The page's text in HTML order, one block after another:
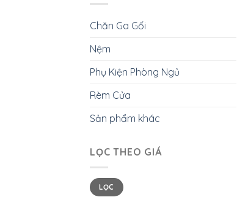
Chăn Ga Gối
Nệm
Phụ Kiện Phòng Ngủ
Rèm Cửa
Sản phẩm khác
LỌC THEO GIÁ
LỌC